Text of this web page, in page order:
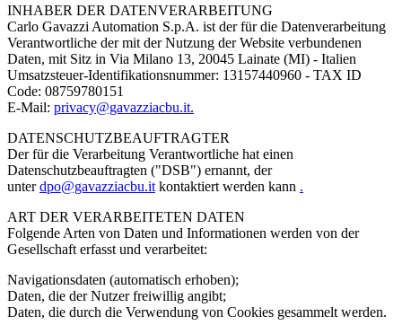
INHABER DER DATENVERARBEITUNG
Carlo Gavazzi Automation S.p.A. ist der für die Datenverarbeitung
Verantwortliche der mit der Nutzung der Website verbundenen
Daten, mit Sitz in Via Milano 13, 20045 Lainate (MI) - Italien
Umsatzsteuer-Identifikationsnummer: 13157440960 - TAX ID
Code: 08759780151
E-Mail: privacy@gavazziacbu.it.
DATENSCHUTZBEAUFTRAGTER
Der für die Verarbeitung Verantwortliche hat einen
Datenschutzbeauftragten ("DSB") ernannt, der
unterdpo@gavazziacbu.itkontaktiert werden kann .
ART DER VERARBEITETEN DATEN
Folgende Arten von Daten und Informationen werden von der
Gesellschaft erfasst und verarbeitet:
Navigationsdaten (automatisch erhoben);
Daten, die der Nutzer freiwillig angibt;
Daten, die durch die Verwendung von Cookies gesammelt werden.